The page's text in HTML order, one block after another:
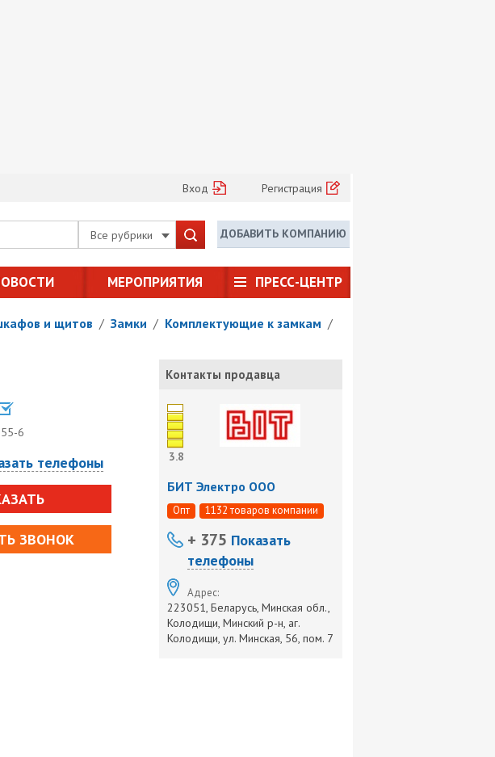
Вход Регистрация
Все рубрики ДОБАВИТЬ КОМПАНИЮ
МЕРОПРИЯТИЯ ПРЕСС-ЦЕНТР
и щитов / Замки / Комплектующие к замкам /
6
телефоны
ЗВОНОК
Контакты продавца
3.8
БИТ Электро ООО
Опт 1132 товаров компании
+ 375 Показать
телефоны
Адрес:
223051, Беларусь, Минская обл.,
Колодищи, Минский р-н, аг.
Колодищи, ул. Минская, 56, пом. 7